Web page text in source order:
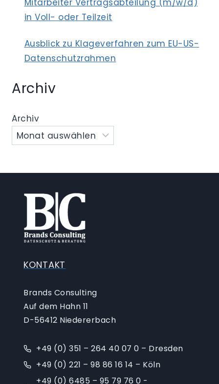
Mitarbeiter Vertragsabteilung (m/w/d)
in Voll- oder Teilzeit
Ausblick zu Klageverfahren zum EU-US-
Datenschutzrahmen
Archiv
Archiv
KONTAKT
Brands Consulting
Auf dem Hahn 11
D-56412 Niedererbach
+49 (0) 351 – 264 40 07 0 – Dresden
+49 (0) 221 – 98 86 16 14 – Köln
+49 (0) 6485 – 95 79 76 0 -